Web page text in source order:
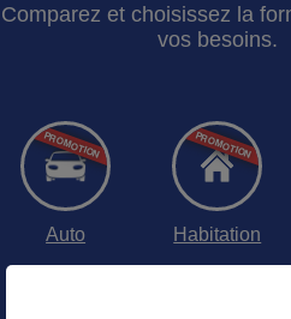
Comparez et choisissez la
vos besoins.
Auto Habitation
Devis assurances